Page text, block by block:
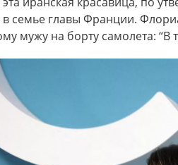
в семье главы Франции.
мужу на борту самолета: “В